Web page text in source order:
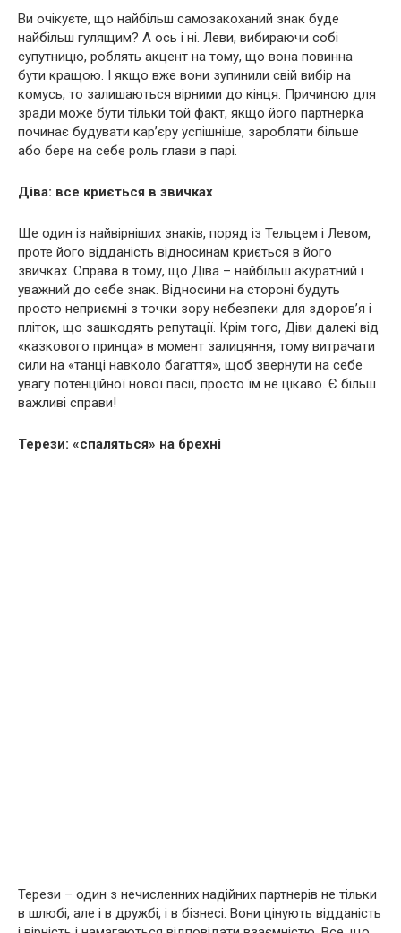
Ви очікуєте, що найбільш самозакоханий знак буде
найбільш гулящим? А ось і ні. Леви, вибираючи собі
супутницю, роблять акцент на тому, що вона повинна
бути кращою. І якщо вже вони зупинили свій вибір на
комусь, то залишаються вірними до кінця. Причиною для
зради може бути тільки той факт, якщо його партнерка
починає будувати кар’єру успішніше, заробляти більше
або бере на себе роль глави в парі.
Діва: все криється в звичках
Ще один із найвірніших знаків, поряд із Тельцем і Левом,
проте його відданість відносинам криється в його
звичках. Справа в тому, що Діва – найбільш акуратний і
уважний до себе знак. Відносини на стороні будуть
просто неприємні з точки зору небезпеки для здоров’я і
пліток, що зашкодять репутації. Крім того, Діви далекі від
«казкового принца» в момент залицяння, тому витрачати
сили на «танці навколо багаття», щоб звернути на себе
увагу потенційної нової пасії, просто їм не цікаво. Є більш
важливі справи!
Терези: «спаляться» на брехні
Терези – один з нечисленних надійних партнерів не тільки
в шлюбі, але і в дружбі, і в бізнесі. Вони цінують відданість